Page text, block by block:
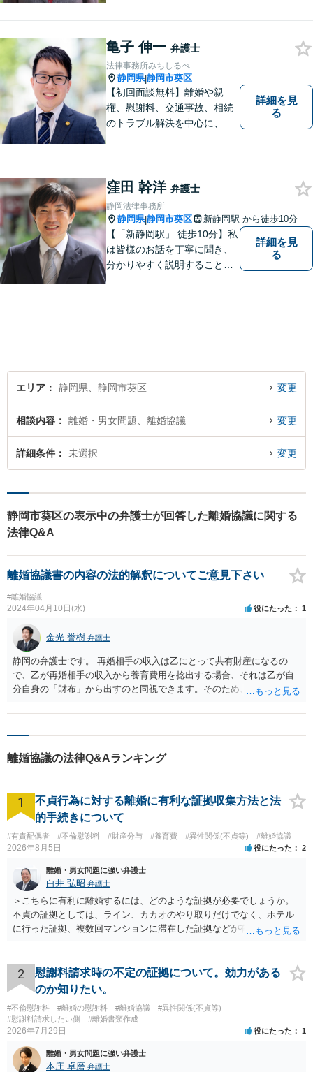
的に行っております。お困り
でしたら、お気軽にご相談く
ださい！
亀子 伸一 弁護士
法律事務所みちしるべ
静岡県|静岡市葵区
【初回面談無料】離婚や親
権、慰謝料、交通事故、相続
のトラブル解決を中心に、一
談も、お任せください。【静
岡市の弁護士】
詳細を見
る
窪田 幹洋 弁護士
静岡法律事務所
静岡県|静岡市葵区 新静岡駅 から徒歩10分
【「新静岡駅」 徒歩10分】私
は皆様のお話を丁寧に聞き、
分かりやすく説明することを
詳細を見
る
エリア 静岡県、静岡市葵区 変更
相談内容 離婚・男女問題、離婚協議 変更
詳細条件 未選択 変更
静岡市葵区の表示中の弁護士が回答した離婚協議に関する
法律Q&A
離婚協議書の内容の法的解釈についてご意見下さい
#離婚協議
2024年04月10日(水) 役にたった 1
金光 誉樹 弁護士
静岡の弁護士です。 再婚相手の収入は乙にとって共有財産になるの
で、乙が再婚相手の収入から養育費用を捻出する場合、それは乙が自
分自身の「財布」から出すのと同視できます。そのため、金銭の借入
ことはないと思います。このことは、乙の子どもが再婚相手と養子縁
能となり得るので、念のためご指摘しておきます。
離婚協議の法律Q&Aランキング
1
不貞行為に対する離婚に有利な証拠収集方法と法
的手続きについて
#有責配偶者 #不倫慰謝料 #財産分与 #養育費 #異性関係(不貞等) #離婚協議
2026年8月5日 役にたった 2
離婚・男女問題に強い弁護士
白井 弘昭 弁護士
＞こちらに有利に離婚するには、どのような証拠が必要でしょうか。
不貞の証拠としては、ライン、カカオのやり取りだけでなく、ホテル
に行った証拠、複数回マンションに滞在した証拠などが有効です。 不
婚する、慰謝料をとるなど）ことができると思われます。 ただし、不
貞発覚後、長期間同居を続けると、不貞を許したとの評価につながる
場合がありますので、ご注意ください。 以上、ご参考まで。
2
慰謝料請求時の不定の証拠について。効力がある
のか知りたい。
#不倫慰謝料 #離婚の慰謝料 #離婚協議
#異性関係(不貞等)
#慰謝料請求したい側
#離婚書類作成
2026年7月29日 役にたった 1
離婚・男女問題に強い弁護士
本庄 卓磨 弁護士